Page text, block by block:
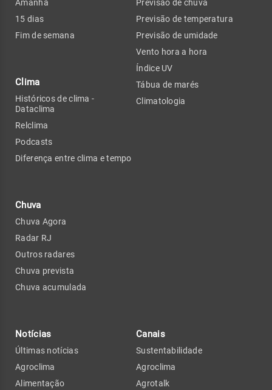
Amanhã
15 dias
Fim de semana
Clima
Históricos de clima -
Dataclima
Relclima
Podcasts
Diferença entre clima e tempo
Chuva
Chuva Agora
Radar RJ
Outros radares
Chuva prevista
Chuva acumulada
Previsão de chuva
Previsão de temperatura
Previsão de umidade
Vento hora a hora
Índice UV
Tábua de marés
Climatologia
Notícias
Últimas notícias
Agroclima
Alimentação
Canais
Sustentabilidade
Agroclima
Agrotalk